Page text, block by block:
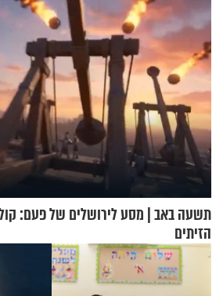
תשעה באב | מסע לירושלים של פעם:
הזיתים